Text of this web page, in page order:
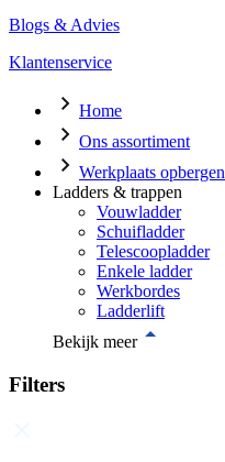
Blogs & Advies
Klantenservice
Home
Ons assortiment
Werkplaats opbergen
Ladders & trappen
Vouwladder
Schuifladder
Telescoopladder
Enkele ladder
Werkbordes
Ladderlift
Bekijk meer
Filters